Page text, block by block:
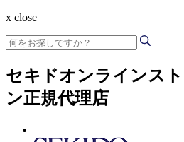
x close
セキドオンラインス
ン正規代理店